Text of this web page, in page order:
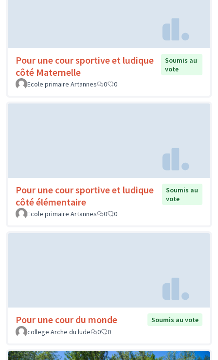
Pour une cour sportive et ludique
côté Maternelle
Soumis au
vote
Ecole primaire Artannes
0 0
Pour une cour sportive et ludique
côté élémentaire
Soumis au
vote
Ecole primaire Artannes
0 0
Pour une cour du monde
Soumis au vote
college Arche du lude
0 0